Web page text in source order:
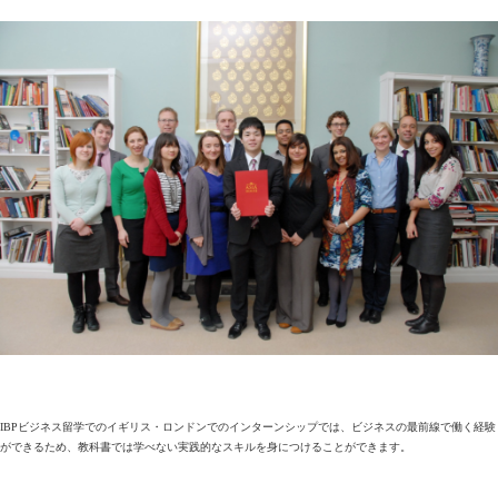
IBPビジネス留学でのイギリス・ロンドンでのインターンシップでは、ビジネスの最前線で働く経験
ができるため、教科書では学べない実践的なスキルを身につけることができます。